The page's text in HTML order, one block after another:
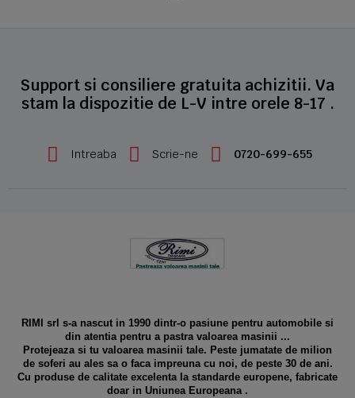
Support si consiliere gratuita achizitii. Va
stam la dispozitie de L-V intre orele 8-17 .
Intreaba Scrie-ne 0720-699-655
RIMI srl s-a nascut in 1990 dintr-o pasiune pentru automobile si
din atentia pentru a pastra valoarea masinii ...
Protejeaza si tu valoarea masinii tale. Peste jumatate de milion
de soferi au ales sa o faca impreuna cu noi, de peste 30 de ani.
Cu produse de calitate excelenta la standarde europene, fabricate
doar in Uniunea Europeana .